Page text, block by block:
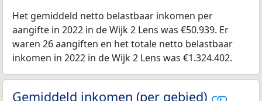
Het gemiddeld netto belastbaar inkomen per
aangifte in 2022 in de Wijk 2 Lens was €50.939. Er
waren 26 aangiften en het totale netto belastbaar
inkomen in 2022 in de Wijk 2 Lens was €1.324.402.
Gemiddeld inkomen (per gebied)